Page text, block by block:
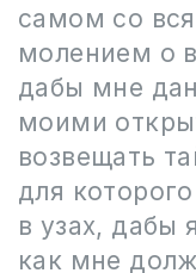
самом со
молением о
дабы мне
моими
возвещать
для
в узах, дабы
как мне